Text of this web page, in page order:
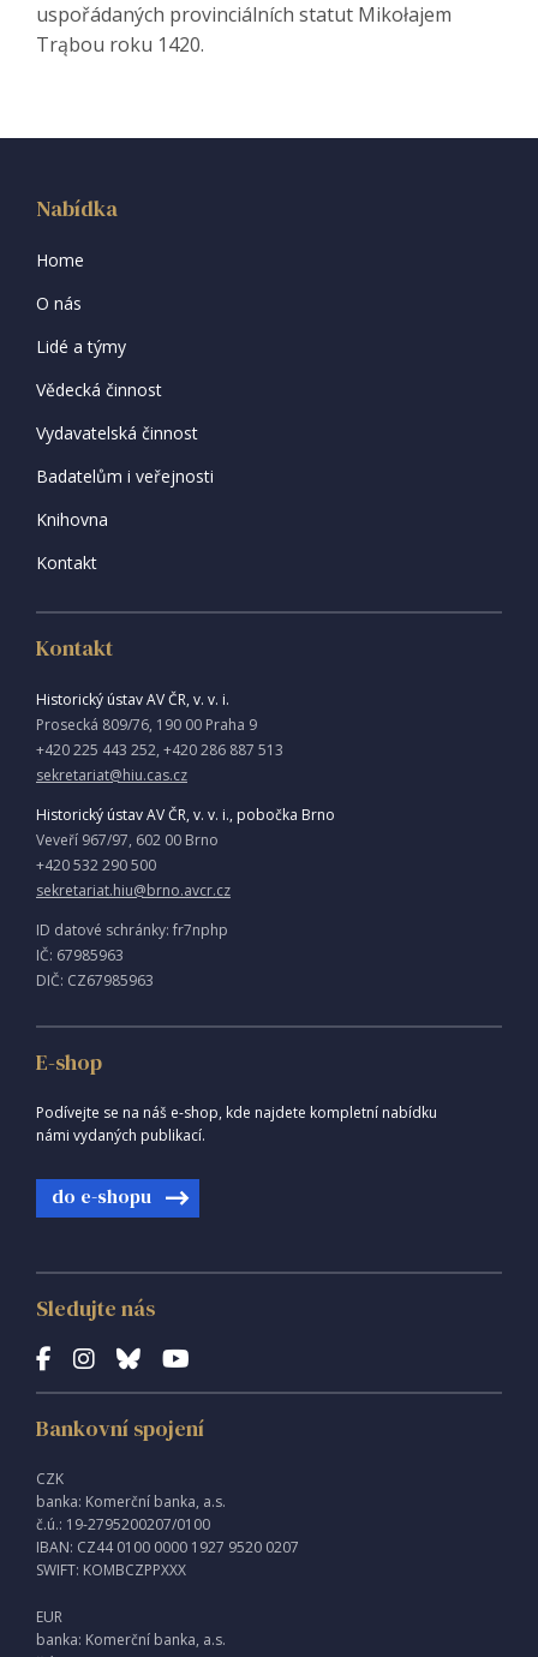
uspořádaných provinciálních statut Mikołajem
Trąbou roku 1420.
Nabídka
Home
O nás
Lidé a týmy
Vědecká činnost
Vydavatelská činnost
Badatelům i veřejnosti
Knihovna
Kontakt
Kontakt
Historický ústav AV ČR, v. v. i.
Prosecká 809/76, 190 00 Praha 9
+420 225 443 252, +420 286 887 513
sekretariat@hiu.cas.cz
Historický ústav AV ČR, v. v. i., pobočka Brno
Veveří 967/97, 602 00 Brno
+420 532 290 500
sekretariat.hiu@brno.avcr.cz
ID datové schránky: fr7nphp
IČ: 67985963
DIČ: CZ67985963
E-shop
Podívejte se na náš e-shop, kde najdete kompletní nabídku
námi vydaných publikací.
do e-shopu
Sledujte nás
Bankovní spojení
CZK
banka: Komerční banka, a.s.
č.ú.: 19-2795200207/0100
IBAN: CZ44 0100 0000 1927 9520 0207
SWIFT: KOMBCZPPXXX
EUR
banka: Komerční banka, a.s.